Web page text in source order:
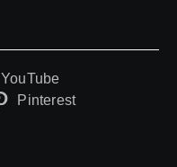
YouTube
Pinterest